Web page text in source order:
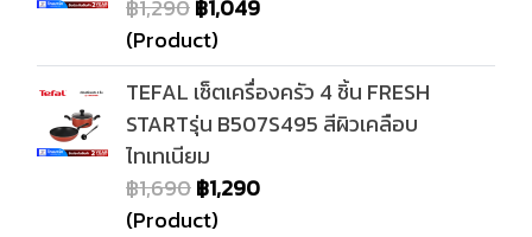
฿1,290฿1,049
(Product)
TEFAL เซ็ตเครื่องครัว 4 ชิ้น FRESH
STARTรุ่น B507S495 สีผิวเคลือบ
ไทเทเนียม
฿1,690฿1,290
(Product)